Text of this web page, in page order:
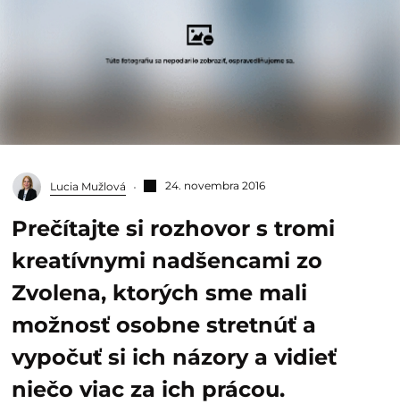
Lucia Mužlová 24. novembra 2016
Prečítajte si rozhovor s tromi
kreatívnymi nadšencami zo
Zvolena, ktorých sme mali
možnosť osobne stretnúť a
vypočuť si ich názory a vidieť
niečo viac za ich prácou.